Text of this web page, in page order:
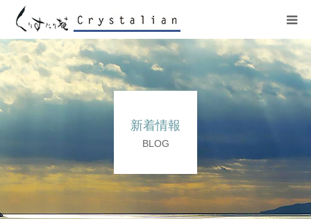
新着情報
BLOG
ヒーリング
ワークショップ
プロフィール
コンサート